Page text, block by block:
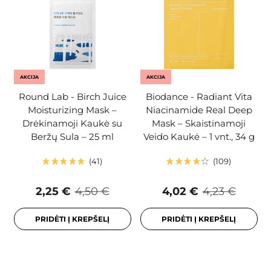
AKCIJA
Round Lab - Birch Juice
Moisturizing Mask –
Drėkinamoji Kaukė su
Beržų Sula – 25 ml
41
4,50 €
2,25 €
PRIDĖTI Į KREPŠELĮ
AKCIJA
Biodance - Radiant Vita
Niacinamide Real Deep
Mask – Skaistinamoji
Veido Kaukė – 1 vnt., 34 g
109
4,23 €
4,02 €
PRIDĖTI Į KREPŠELĮ